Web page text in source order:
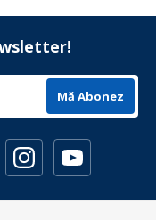
Mă Abonez